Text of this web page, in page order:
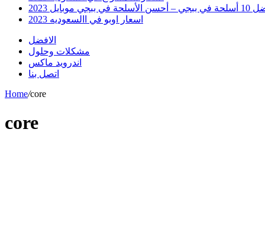
الأسلحة في ببجي موبايل 2023
اسعار اوبو في االسعوديه 2023
الافضل
مشكلات وحلول
اندرويد ماكس
اتصل بنا
Home/core
core